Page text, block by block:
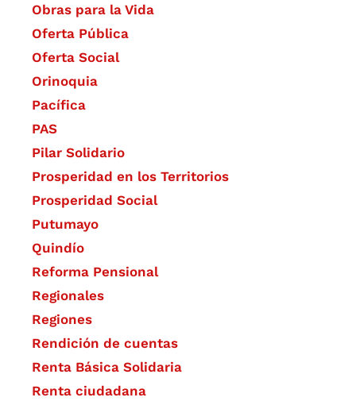
Obras para la Vida
Oferta Pública
Oferta Social​​
Orinoquia
Pacífica
PAS
Pilar Solidario
Prosperidad en los Territorios
Prosperidad Social
Putumayo
Quindío
Reforma Pensional
Regionales
Regiones
Rendición de cuentas
Renta Básica Solidaria
Renta ciudadana